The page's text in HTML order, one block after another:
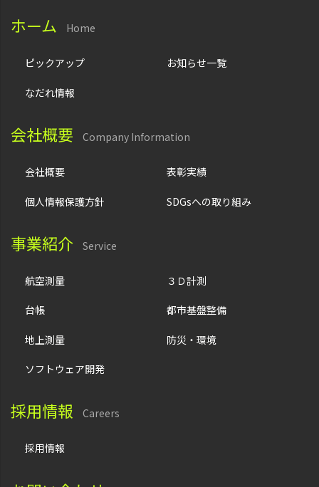
ホーム Home
ピックアップ お知らせ一覧
なだれ情報
会社概要 Company Information
会社概要 表彰実績
個人情報保護方針 SDGsへの取り組み
事業紹介 Service
航空測量 ３Ｄ計測
台帳 都市基盤整備
地上測量 防災・環境
ソフトウェア開発
採用情報 Careers
採用情報